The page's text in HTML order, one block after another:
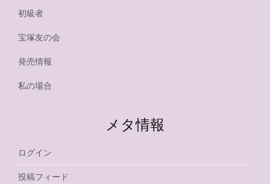
初級者
宝塚友の会
発売情報
私の場合
メタ情報
ログイン
投稿フィード